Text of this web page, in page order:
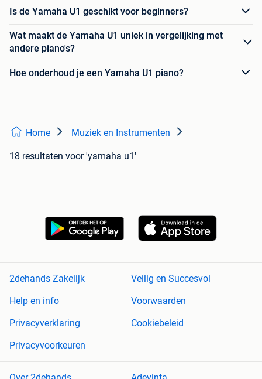
Is de Yamaha U1 geschikt voor beginners?
Wat maakt de Yamaha U1 uniek in vergelijking met
andere piano's?
Hoe onderhoud je een Yamaha U1 piano?
Home Muziek en Instrumenten
18 resultaten voor 'yamaha u1'
2dehands Zakelijk
Veilig en Succesvol
Help en info
Voorwaarden
Privacyverklaring
Cookiebeleid
Privacyvoorkeuren